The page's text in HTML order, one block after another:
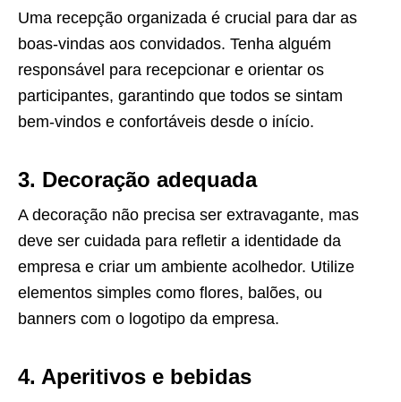
Uma recepção organizada é crucial para dar as
boas-vindas aos convidados. Tenha alguém
responsável para recepcionar e orientar os
participantes, garantindo que todos se sintam
bem-vindos e confortáveis desde o início.
3. Decoração adequada
A decoração não precisa ser extravagante, mas
deve ser cuidada para refletir a identidade da
empresa e criar um ambiente acolhedor. Utilize
elementos simples como flores, balões, ou
banners com o logotipo da empresa.
4. Aperitivos e bebidas